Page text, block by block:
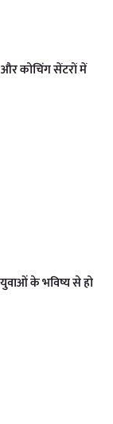
कोचिंग सेंटरों में
के भविष्य से हो